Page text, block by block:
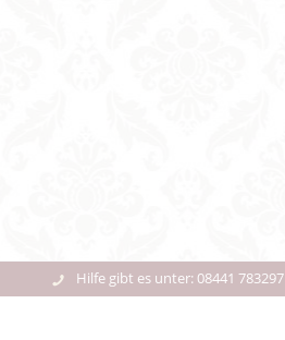
Hilfe gibt es unter: 08441 783297